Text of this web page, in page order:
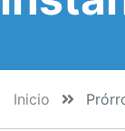
Inicio